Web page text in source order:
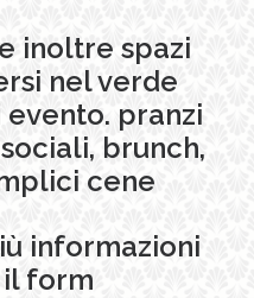
inoltre spazi
nel verde
pranzi
brunch,
cene
informazioni
form